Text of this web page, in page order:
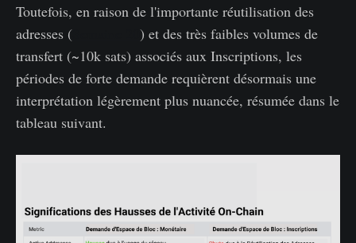
Toutefois, en raison de l'importante réutilisation des
adresses (
) et des très faibles volumes de
transfert (~10k sats) associés aux Inscriptions, les
périodes de forte demande requièrent désormais une
interprétation légèrement plus nuancée, résumée dans le
tableau suivant.